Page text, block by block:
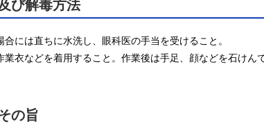
び解毒方法
には直ちに水洗し、眼科医の手当を受けること。
衣などを着用すること。作業後は手足、顔などを石けん
の旨